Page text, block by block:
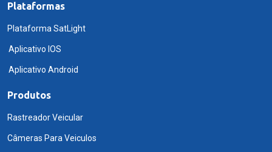
Plataformas
Plataforma SatLight
Aplicativo IOS
Aplicativo Android
Produtos
Rastreador Veicular
Câmeras Para Veiculos